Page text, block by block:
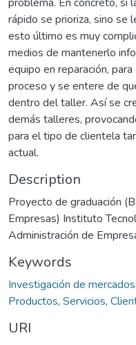
rápido se prioriza, sino se
esto último es muy
medios de mantenerlo
equipo en reparación,
proceso y se entere de
dentro del taller. Así se
demás talleres,
para el tipo de clientela
actual.
Description
Proyecto de graduación
Empresas) Instituto
Administración de
Keywords
Investigación de mercados,
Productos, Servicios,
URI